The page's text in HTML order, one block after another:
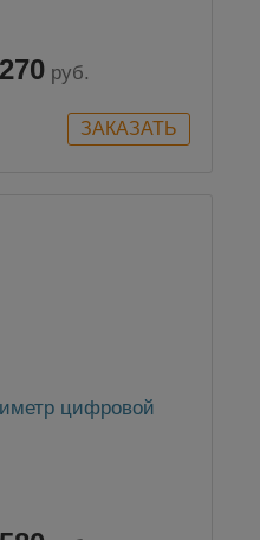
руб.
цифровой